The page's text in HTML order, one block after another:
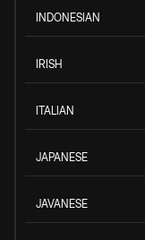
INDONESIAN
IRISH
ITALIAN
JAPANESE
JAVANESE